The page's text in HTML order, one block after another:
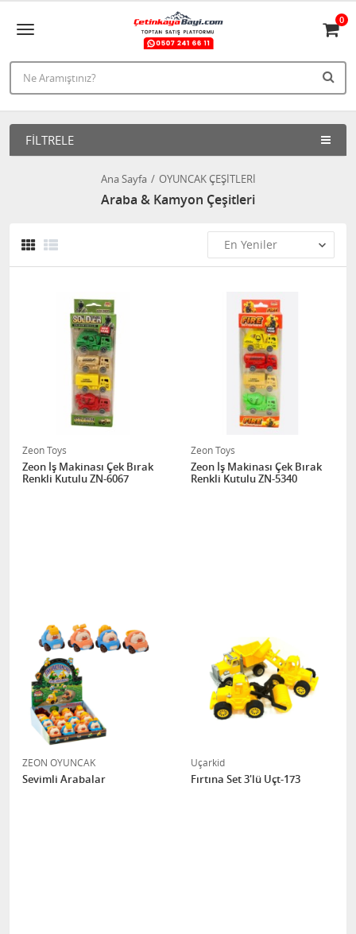
0
FILTRELE
Ana Sayfa OYUNCAK ÇEŞİTLERİ
Araba & Kamyon Çeşitleri
Zeon Toys
Zeon İş Makinası Çek Bırak
Renkli Kutulu ZN-6067
Zeon Toys
Zeon İş Makinası Çek Bırak
Renkli Kutulu ZN-5340
ZEON OYUNCAK
Sevimli Arabalar
Uçarkid
Fırtına Set 3'lü Uçt-173